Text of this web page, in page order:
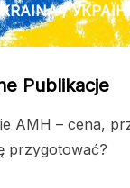
/
Publikacje
AMH – cena,
przygotować?